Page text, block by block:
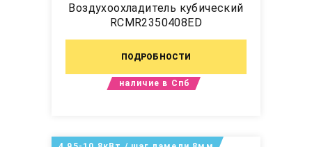
Воздухоохладитель кубический
RCMR2350408ED
ПОДРОБНОСТИ
наличие в Спб